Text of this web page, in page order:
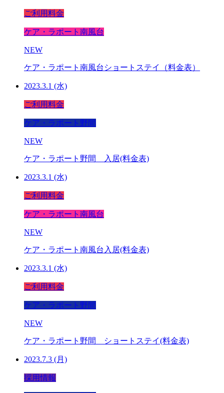
ご利用料金
ケア・ラポート南風台
NEW
ケア・ラポート南風台ショートステイ（料金表）
2023.3.1 (水)
ご利用料金
ケア・ラポート野間
NEW
ケア・ラポート野間 入居(料金表)
2023.3.1 (水)
ご利用料金
ケア・ラポート南風台
NEW
ケア・ラポート南風台入居(料金表)
2023.3.1 (水)
ご利用料金
ケア・ラポート野間
NEW
ケア・ラポート野間 ショートステイ(料金表)
2023.7.3 (月)
採用情報